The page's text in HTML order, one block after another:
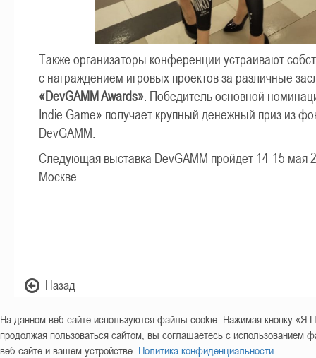
Также организаторы конференции устраивают
с награждением игровых проектов за различные
«DevGAMM Awards». Победитель основной
Indie Game» получает крупный денежный приз из
DevGAMM.
Следующая выставка DevGAMM пройдет 14-15 мая
Москве.
Назад
На данном веб-сайте используются файлы cookie. Нажимая кнопку
продолжая пользоваться сайтом, вы соглашаетесь с использованием
веб-сайте и вашем устройстве. Политика конфиденциальности